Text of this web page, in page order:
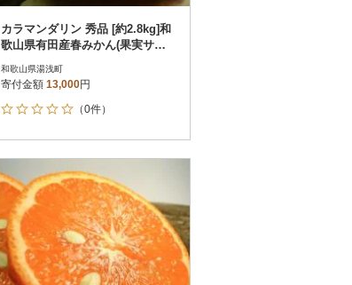
カラマンダリン 秀品 [約2.8kg]和
歌山県有田産春みかん(果実サイ
和歌山県湯浅町
寄付金額 13,000円
（0件）